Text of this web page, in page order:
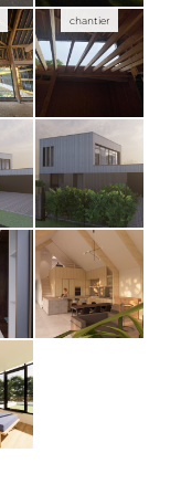
chantier